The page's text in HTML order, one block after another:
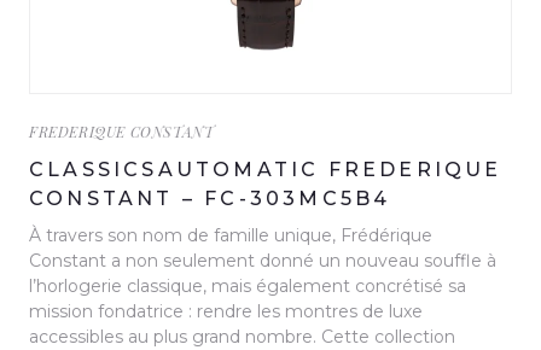
FREDERIQUE CONSTANT
CLASSICSAUTOMATIC FREDERIQUE
CONSTANT – FC-303MC5B4
À travers son nom de famille unique, Frédérique
Constant a non seulement donné un nouveau souffle à
l’horlogerie classique, mais également concrétisé sa
mission fondatrice : rendre les montres de luxe
accessibles au plus grand nombre. Cette collection